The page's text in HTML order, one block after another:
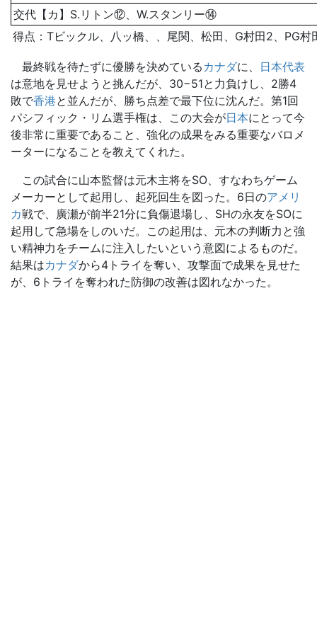
交代【カ】S.リトン⑫、W.スタンリー⑭
得点：Tビックル、八ッ橋、、尾関、松田、G村田2、PG村
最終戦を待たずに優勝を決めている カナダに、 日本代表
は意地を見せようと挑んだが、30−51と力負けし、2勝4
敗で香港と並んだが、勝ち点差で最下位に沈んだ。第1回
パシフィック・リム選手権は、この大会が日本にとって今
後非常に重要であること、強化の成果をみる重要なバロメ
ーターになることを教えてくれた。
この試合に山本監督は元木主将をSO、すなわちゲーム
メーカーとして起用し、起死回生を図った。6日のアメリ
カ戦で、廣瀬が前半21分に負傷退場し、SHの永友をSOに
起用して急場をしのいだ。この起用は、元木の判断力と強
い精神力をチームに注入したいという意図によるものだ。
結果はカナダから4トライを奪い、攻撃面で成果を見せた
が、6トライを奪われた防御の改善は図れなかった。